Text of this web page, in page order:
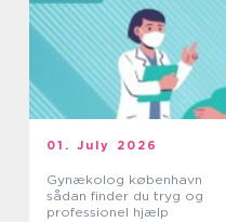
01. July 2026
Gynækolog københavn
sådan finder du tryg og
professionel hjælp